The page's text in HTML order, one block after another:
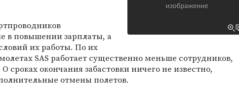
в повышении зарплаты, а
их работы. По их
SAS работает существенно меньше сотрудников,
сроках окончания забастовки ничего не известно,
отмены полетов.